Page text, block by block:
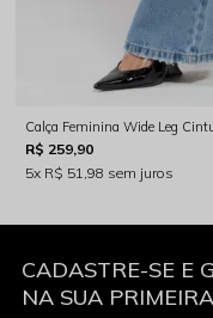
R$ 259,90
5x R$ 51,98 sem juros
CADASTRE-SE E
NA SUA